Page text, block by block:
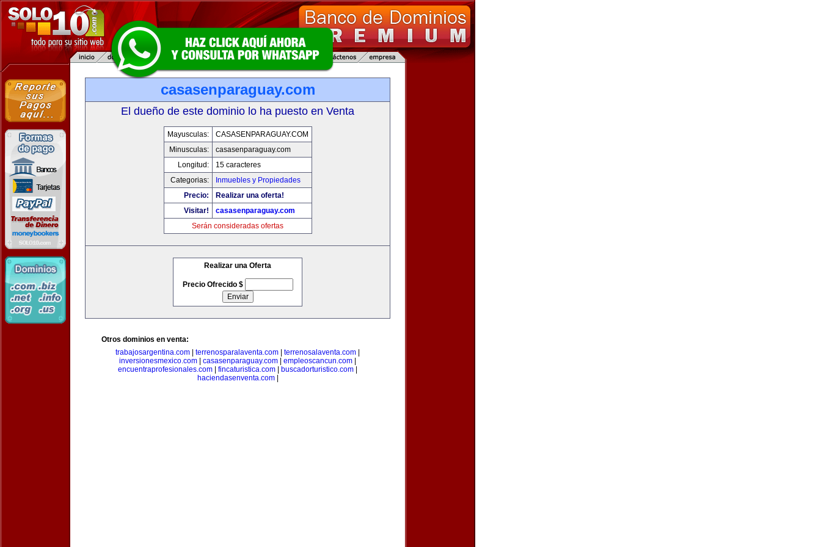
casasenparaguay.com
El dueño de este dominio lo ha puesto en Venta
Mayusculas:
CASASENPARAGUAY.COM
Minusculas:
casasenparaguay.com
Longitud:
15 caracteres
Categorias:
Inmuebles y Propiedades
Precio:
Realizar una oferta!
Visitar!
casasenparaguay.com
Serán consideradas ofertas
Realizar una Oferta
Precio Ofrecido $
Otros dominios en venta:
trabajosargentina.com
terrenosparalaventa.com terrenosalaventa.com
inversionesmexico.com
casasenparaguay.com empleoscancun.com
encuentraprofesionales.com
fincaturistica.com buscadorturistico.com
haciendasenventa.com|